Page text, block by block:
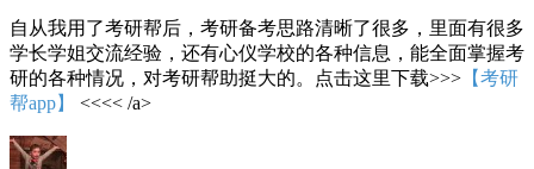
自从我用了考研帮后，考研备考思路清晰了很多，里面有很多
学长学姐交流经验，还有心仪学校的各种信息，能全面掌握考
研的各种情况，对考研帮助挺大的。点击这里下载>>> 【考研
帮app】
<<<< /a>